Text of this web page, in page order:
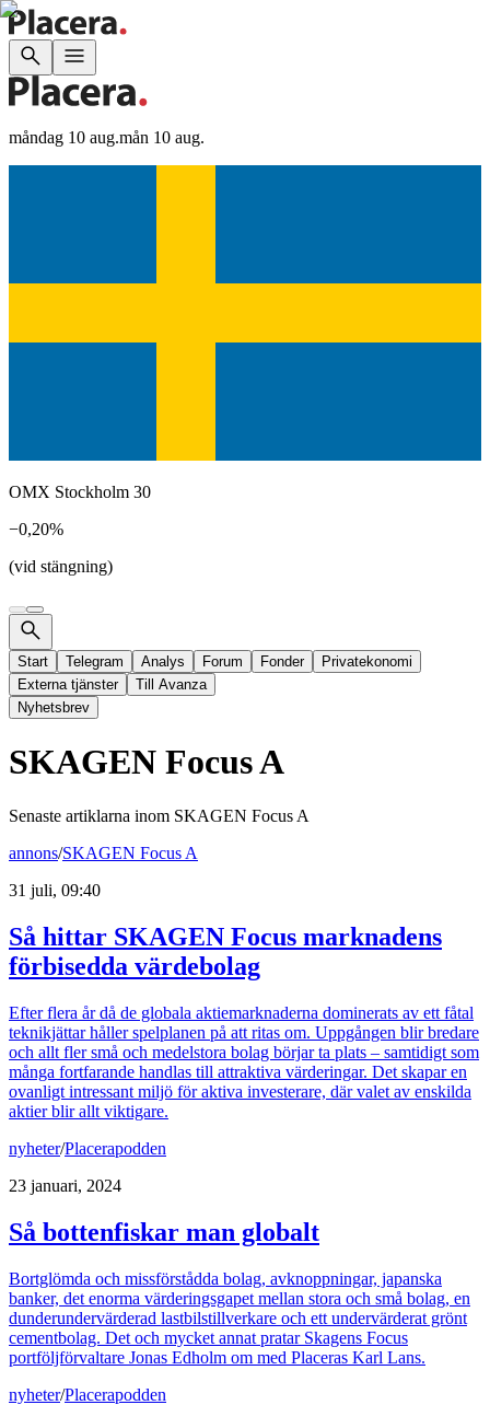
måndag 10 aug.mån 10 aug.
OMX Stockholm 30
−0,20%
(vid stängning)
Start Telegram Analys Forum Fonder
Privatekonomi
Externa tjänster
Till Avanza
Nyhetsbrev
SKAGEN Focus A
Senaste artiklarna inom SKAGEN Focus A
annons/SKAGEN Focus A
31 juli, 09:40
Så hittar SKAGEN Focus marknadens
förbisedda värdebolag
Efter flera år då de globala aktiemarknaderna dominerats av ett fåtal
teknikjättar håller spelplanen på att ritas om. Uppgången blir bredare
och allt fler små och medelstora bolag börjar ta plats – samtidigt som
många fortfarande handlas till attraktiva värderingar. Det skapar en
ovanligt intressant miljö för aktiva investerare, där valet av enskilda
aktier blir allt viktigare.
nyheter/Placerapodden
23 januari, 2024
Så bottenfiskar man globalt
Bortglömda och missförstådda bolag, avknoppningar, japanska
banker, det enorma värderingsgapet mellan stora och små bolag, en
dunderundervärderad lastbilstillverkare och ett undervärderat grönt
cementbolag. Det och mycket annat pratar Skagens Focus
portföljförvaltare Jonas Edholm om med Placeras Karl Lans.
nyheter/Placerapodden